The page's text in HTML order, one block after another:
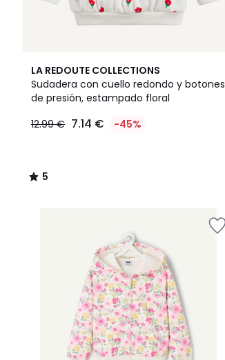
LA REDOUTE COLLECTIONS
Sudadera con cuello redondo y botones
de presión, estampado floral
€
12.99
12.99 € 7.14 € -45%
5
/
5
5
/